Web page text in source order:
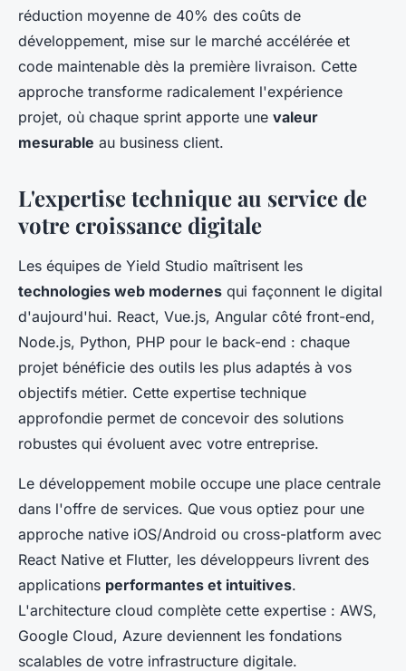
réduction moyenne de 40% des coûts de
développement, mise sur le marché accélérée et
code maintenable dès la première livraison. Cette
approche transforme radicalement l'expérience
projet, où chaque sprint apporte une valeur
mesurable au business client.
L'expertise technique au service de
votre croissance digitale
Les équipes de Yield Studio maîtrisent les
technologies web modernes qui façonnent le digital
d'aujourd'hui. React, Vue.js, Angular côté front-end,
Node.js, Python, PHP pour le back-end : chaque
projet bénéficie des outils les plus adaptés à vos
objectifs métier. Cette expertise technique
approfondie permet de concevoir des solutions
robustes qui évoluent avec votre entreprise.
Le développement mobile occupe une place centrale
dans l'offre de services. Que vous optiez pour une
approche native iOS/Android ou cross-platform avec
React Native et Flutter, les développeurs livrent des
applications performantes et intuitives.
L'architecture cloud complète cette expertise : AWS,
Google Cloud, Azure deviennent les fondations
scalables de votre infrastructure digitale.